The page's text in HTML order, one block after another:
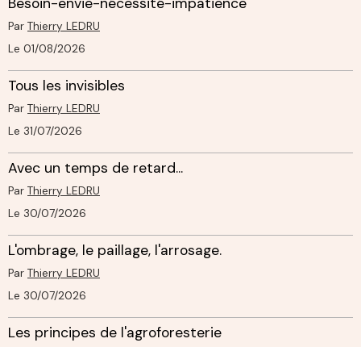
Par Thierry LEDRU
Le 01/08/2026
Tous les invisibles
Par Thierry LEDRU
Le 31/07/2026
Avec un temps de retard...
Par Thierry LEDRU
Le 30/07/2026
L'ombrage, le paillage, l'arrosage.
Par Thierry LEDRU
Le 30/07/2026
Les principes de l'agroforesterie